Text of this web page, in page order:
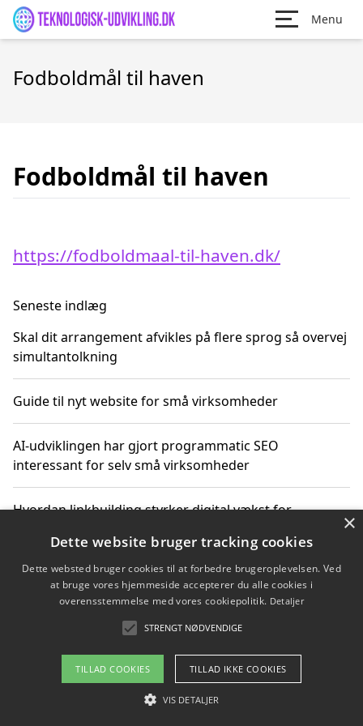
Menu
Fodboldmål til haven
Fodboldmål til haven
https://fodboldmaal-til-haven.dk/
Seneste indlæg
Skal dit arrangement afvikles på flere sprog så overvej
simultantolkning
Guide til nyt website for små virksomheder
AI-udviklingen har gjort programmatic SEO
interessant for selv små virksomheder
Hvordan linkbuilding styrker digital vækst for
Sådan har udviklingen inden for genbrug af elektronik
ændret sig
Copyright 2026 - Pilanto Aps
Om / kontakt
×
Dette website bruger tracking cookies
Dette websted bruger cookies til at forbedre brugeroplevelsen. Ved
at bruge vores hjemmeside accepterer du alle cookies i
overensstemmelse med vores cookiepolitik. Detaljer
STRENGT NØDVENDIGE
TILLAD COOKIES TILLAD IKKE COOKIES
VIS DETALJER